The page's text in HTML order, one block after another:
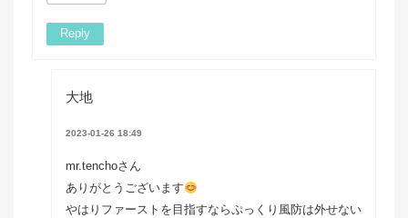
Reply
大地
2023-01-26 18:49
mr.tenchoさん
ありがとうございます
やはりファーストを目指すならぷっくり風防は外せない